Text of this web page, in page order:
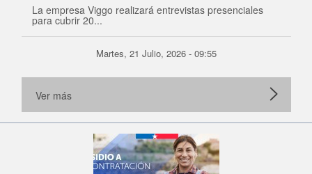
La empresa Viggo realizará entrevistas presenciales
para cubrir 20...
Martes, 21 Julio, 2026 - 09:55
Ver más